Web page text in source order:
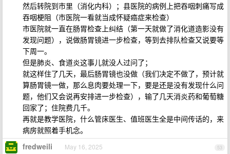
然后转院到市里（消化内科）；县医院的病例上把吞咽刺痛写成
吞咽梗阻（市医院一看就当成怀疑癌症来检查）
市医院就一直在肠胃检查上纠结（第一天就做了消化道造影没有
发现问题），说做肠胃镜进一步检查，等到去排队检查又说要等
下周一。
但是肺炎、食道炎这事儿就没人过问了；
就这样住了几天，最后肠胃镜也没做（我们决定不做了，预计就
算肠胃镜一做，那么息肉要处理一下，要是还是没有发现什么问
题，他们又会说再安排进一步检查），输了几天消炎药和葡萄糖
回家了；住院费几千。
再就是教学医院，什么管床医生、值班医生全是中间传话的，来
病房就照着手机念。
53
fredweili May 16, 2025